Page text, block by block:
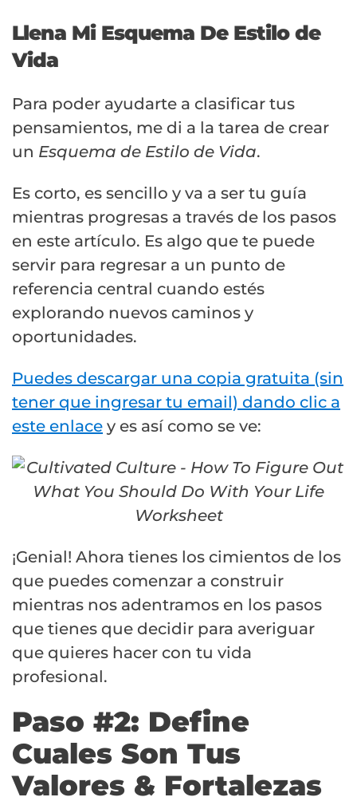
Llena Mi Esquema De Estilo de
Vida
Para poder ayudarte a clasificar tus
pensamientos, me di a la tarea de crear
un Esquema de Estilo de Vida.
Es corto, es sencillo y va a ser tu guía
mientras progresas a través de los pasos
en este artículo. Es algo que te puede
servir para regresar a un punto de
referencia central cuando estés
explorando nuevos caminos y
oportunidades.
Puedes descargar una copia gratuita (sin
tener que ingresar tu email) dando clic a
este enlace y es así como se ve:
¡Genial! Ahora tienes los cimientos de los
que puedes comenzar a construir
mientras nos adentramos en los pasos
que tienes que decidir para averiguar
que quieres hacer con tu vida
profesional.
Paso #2: Define
Cuales Son Tus
Valores & Fortalezas